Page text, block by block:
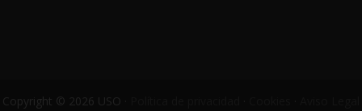
Copyright © 2026 USO ·